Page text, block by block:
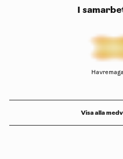
I
Visa alla